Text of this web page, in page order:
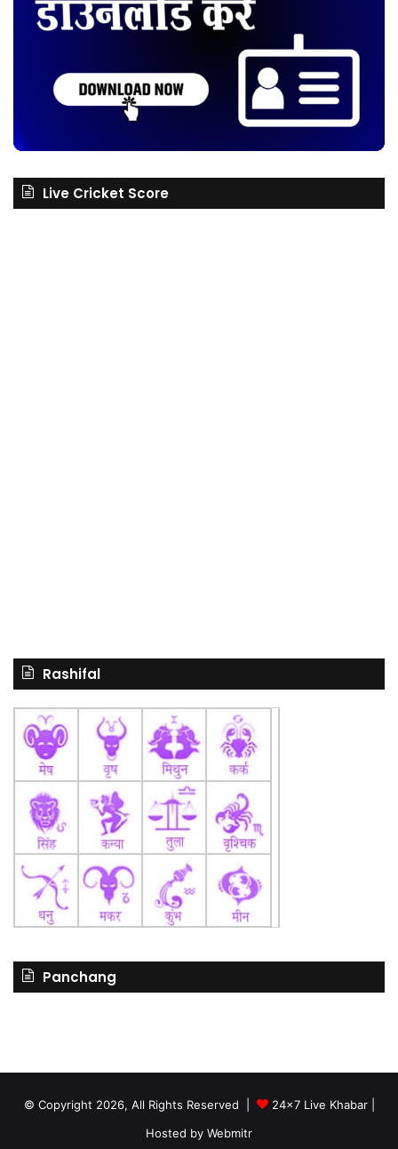
Live Cricket Score
Rashifal
Panchang
© Copyright 2026, All Rights Reserved | 24x7 Live Khabar|
Hosted by Webmitr